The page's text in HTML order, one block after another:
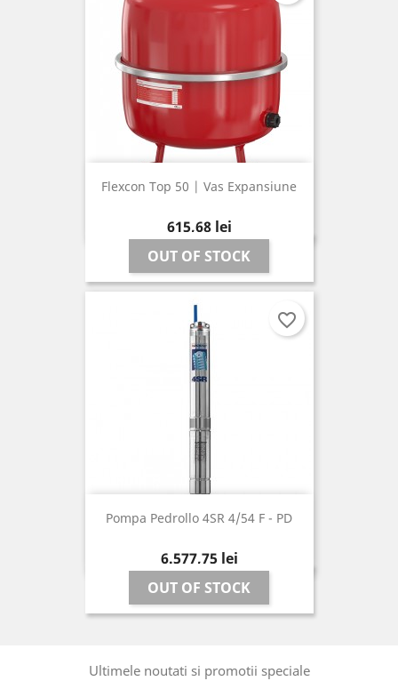
Flexcon Top 50 | Vas Expansiune
Pret
615,68 lei
OUT OF STOCK
Pompa Pedrollo 4SR 4/54 F - PD
Pret
6.577,75 lei
OUT OF STOCK
favorite_border
Ultimele noutati si promotii speciale